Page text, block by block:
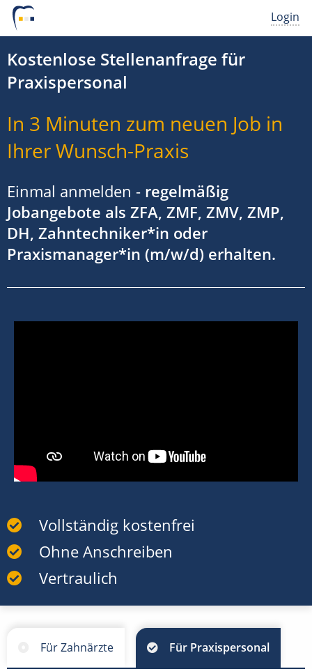
Login
Kostenlose Stellenanfrage für
Praxispersonal
In 3 Minuten zum neuen Job in
Ihrer Wunsch-Praxis
Einmal anmelden - regelmäßig
Jobangebote als ZFA, ZMF, ZMV, ZMP,
DH, Zahntechniker*in oder
Praxismanager*in (m/w/d) erhalten.
Vollständig kostenfrei
Ohne Anschreiben
Vertraulich
Für Zahnärzte Für Praxispersonal